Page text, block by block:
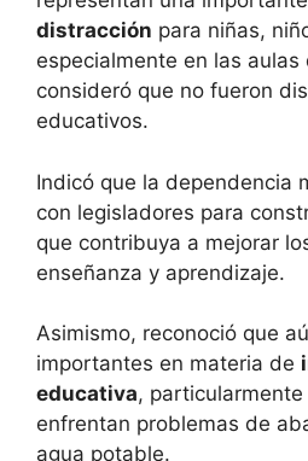
distracción para niñas,
especialmente en las
consideró que no fueron
educativos.
Indicó que la dependencia
con legisladores para
que contribuya a mejorar
enseñanza y aprendizaje.
Asimismo, reconoció que
importantes en materia de
educativa,
enfrentan problemas de
agua potable.